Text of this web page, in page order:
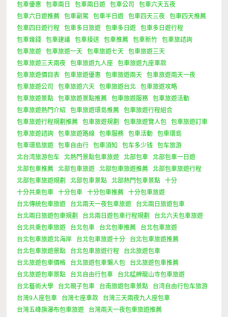
包車優惠
包車兩日 包車兩日遊 包車公司
包車六天五夜
包車六日遊推薦
包車副駕 包車半日遊 包車四天三夜
包車四天推薦
包車四日遊行程
包車多日旅遊 包車多日遊
包車多日遊行程
包車幾錢
包車建議 包車接送 包車推薦 包車新竹
包車旅諮詢
包車旅遊
包車旅遊一天 包車旅遊七天
包車旅遊三天
包車旅遊三天兩夜
包車旅遊九人座
包車旅遊九座車款
包車旅遊價目表
包車旅遊優惠 包車旅遊兩天
包車旅遊兩天一夜
包車旅遊公司
包車旅遊六天 包車旅遊台北
包車旅遊攻略
包車旅遊景點
包車旅遊景點推薦 包車旅遊服務
包車旅遊活動
包車旅遊熱門介紹
包車旅遊環島推薦
包車旅遊行程組合
包車旅遊行程規劃推薦
包車旅遊規劃 包車旅遊覽人包
包車旅遊訂車
包車旅遊諮詢
包車旅遊路線 包車服務 包車活動
包車環島
包車環島旅遊
包車自由行 包車須知 包车多少钱
包车旅游
北台湾旅游包车
北熱門景點包車旅遊 北部包車
北部包車一日遊
北部包車推薦
北部包車旅遊 北部包車旅遊推薦
北部包車旅遊行程
北部包車旅遊規劃
北部包車景點 北部熱門包車景點
十分
十分共乘包車
十分包車 十分包車推薦
十分包車旅遊
台北傳統包車旅遊
台北兩天一夜包車旅遊
台北兩日旅遊包車
台北兩日旅遊包車規劃
台北兩日遊包車行程規劃
台北六天包車旅遊
台北共乘包車旅遊
台北包車 台北包車推薦
台北包車旅遊
台北包車旅遊北海岸
台北包車旅遊十分
台北包車旅遊推薦
台北包車旅遊景點
台北包車旅遊行程
台北旅遊包車
台北旅遊包車價格
台北旅遊包車懶人包
台北旅遊包車推薦
台北旅遊包車景點
台北自由行包車
台北艋舺龍山寺包車旅遊
台北藝術大學
台北親子包車 台南旅遊包車景點
台湾自由行包车旅游
台灣9人座包車
台灣七座車款
台灣三天兩夜九人座包車
台灣五峰旗瀑布包車旅遊
台灣兩天一夜包車旅遊推薦